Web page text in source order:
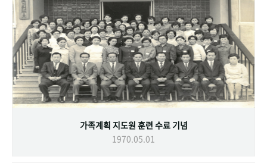
가족계획 지도원 훈련 수료 기념
1970.05.01